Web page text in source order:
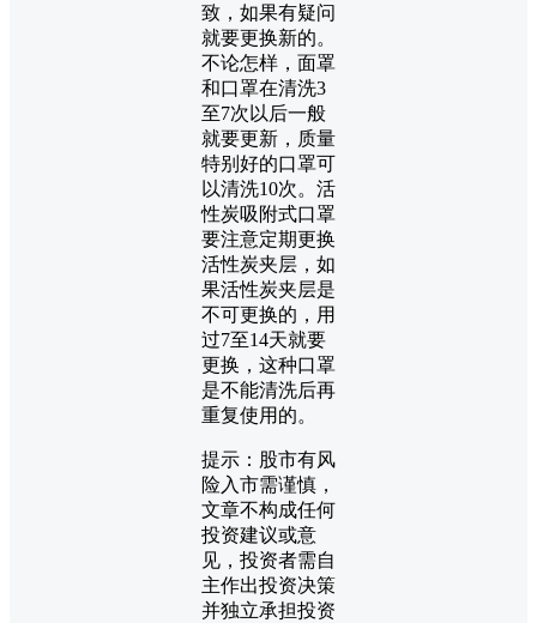
致，如果有疑问
就要更换新的。
不论怎样，面罩
和口罩在清洗3
至7次以后一般
就要更新，质量
特别好的口罩可
以清洗10次。活
性炭吸附式口罩
要注意定期更换
活性炭夹层，如
果活性炭夹层是
不可更换的，用
过7至14天就要
更换，这种口罩
是不能清洗后再
重复使用的。
提示：股市有风
险入市需谨慎，
文章不构成任何
投资建议或意
见，投资者需自
主作出投资决策
并独立承担投资